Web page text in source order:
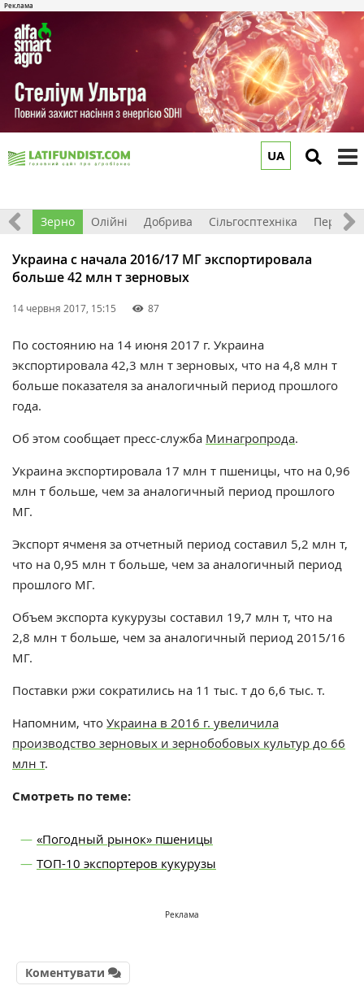
UA
Світ Зерно Олійні Добрива Сільгосптехніка
Украина с начала 2016/17 МГ экспортировала
больше 42 млн т зерновых
14 червня 2017, 15:15 87
По состоянию на 14 июня 2017 г. Украина
экспортировала 42,3 млн т зерновых, что на 4,8 млн т
больше показателя за аналогичный период прошлого
года.
Об этом сообщает пресс-служба Минагропрода.
Украина экспортировала 17 млн т пшеницы, что на 0,96
млн т больше, чем за аналогичный период прошлого
МГ.
Экспорт ячменя за отчетный период составил 5,2 млн т,
что на 0,95 млн т больше, чем за аналогичный период
прошлого МГ.
Объем экспорта кукурузы составил 19,7 млн т, что на
2,8 млн т больше, чем за аналогичный период 2015/16
МГ.
Поставки ржи сократились на 11 тыс. т до 6,6 тыс. т.
Напомним, что Украина в 2016 г. увеличила
производство зерновых и зернобобовых культур до 66
млн т.
Смотреть по теме:
«Погодный рынок» пшеницы
ТОП-10 экспортеров кукурузы
Реклама
Коментувати